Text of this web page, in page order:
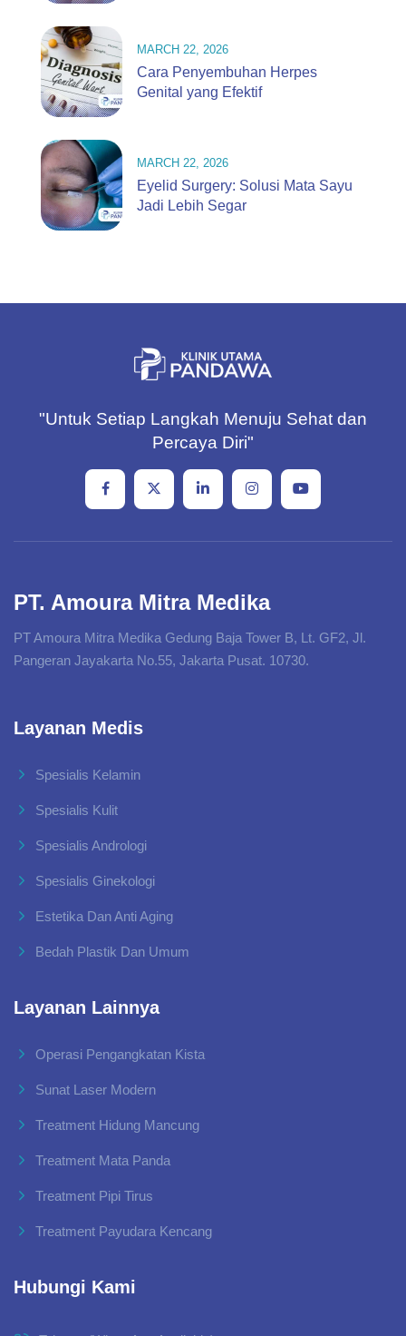
MARCH 22, 2026
Cara Penyembuhan Herpes
Genital yang Efektif
MARCH 22, 2026
Eyelid Surgery: Solusi Mata Sayu
Jadi Lebih Segar
"Untuk Setiap Langkah Menuju Sehat dan
Percaya Diri"
PT. Amoura Mitra Medika
PT Amoura Mitra Medika Gedung Baja Tower B, Lt. GF2, Jl.
Pangeran Jayakarta No.55, Jakarta Pusat. 10730.
Layanan Medis
Spesialis Kelamin
Spesialis Kulit
Spesialis Andrologi
Spesialis Ginekologi
Estetika Dan Anti Aging
Bedah Plastik Dan Umum
Layanan Lainnya
Operasi Pengangkatan Kista
Sunat Laser Modern
Treatment Hidung Mancung
Treatment Mata Panda
Treatment Pipi Tirus
Treatment Payudara Kencang
Hubungi Kami